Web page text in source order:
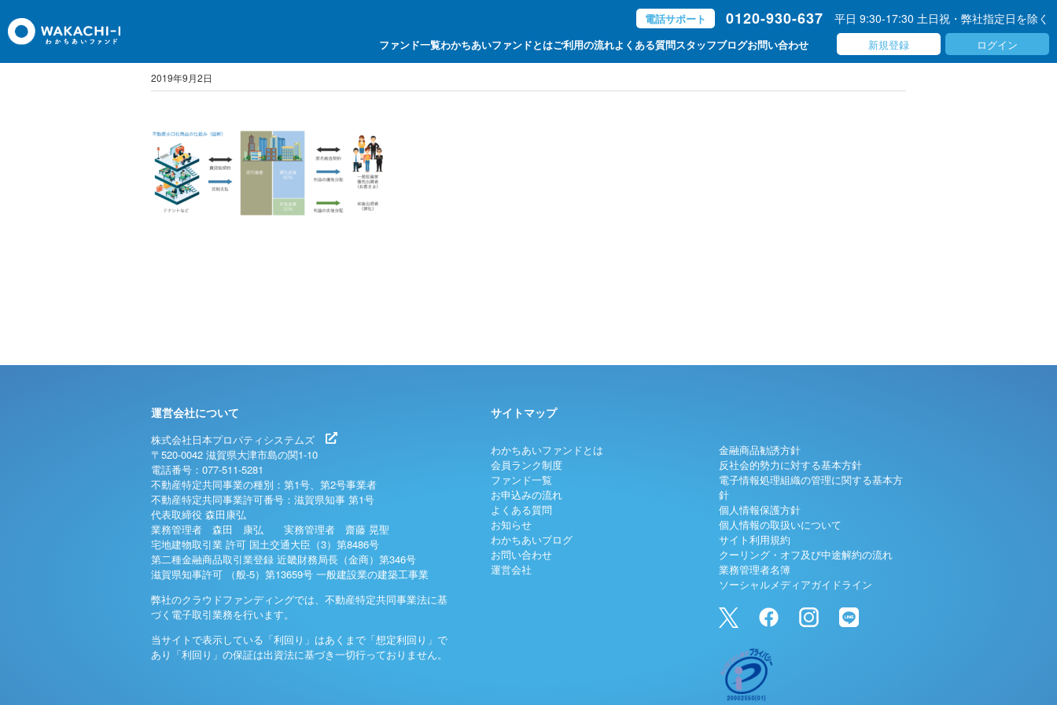
電話サポート 0120-930-637 平日 9:30-17:30 土日祝・弊社指定日を除く
ファンド一覧わかちあいファンドとはご利用の流れよくある質問スタッフブログお問い合わせ 新規登録 ログイン
2019年9月2日
運営会社について
株式会社日本プロパティシステムズ
〒520-0042 滋賀県大津市島の関1-10
電話番号：077-511-5281
不動産特定共同事業の種別：第1号、第2号事業者
不動産特定共同事業許可番号：滋賀県知事 第1号
代表取締役 森田康弘
業務管理者 森田 康弘 実務管理者 齋藤 晃聖
宅地建物取引業 許可 国土交通大臣（3）第8486号
第二種金融商品取引業登録 近畿財務局長（金商）第346号
滋賀県知事許可 （般-5）第13659号 一般建設業の建築工事業
弊社のクラウドファンディングでは、不動産特定共同事業法に基
づく電子取引業務を行います。
当サイトで表示している「利回り」はあくまで「想定利回り」で
あり「利回り」の保証は出資法に基づき一切行っておりません。
サイトマップ
わかちあいファンドとは
会員ランク制度
ファンド一覧
お申込みの流れ
よくある質問
お知らせ
わかちあいブログ
お問い合わせ
運営会社
金融商品勧誘方針
反社会的勢力に対する基本方針
電子情報処理組織の管理に関する基本方
針
個人情報保護方針
個人情報の取扱いについて
サイト利用規約
クーリング・オフ及び中途解約の流れ
業務管理者名簿
ソーシャルメディアガイドライン